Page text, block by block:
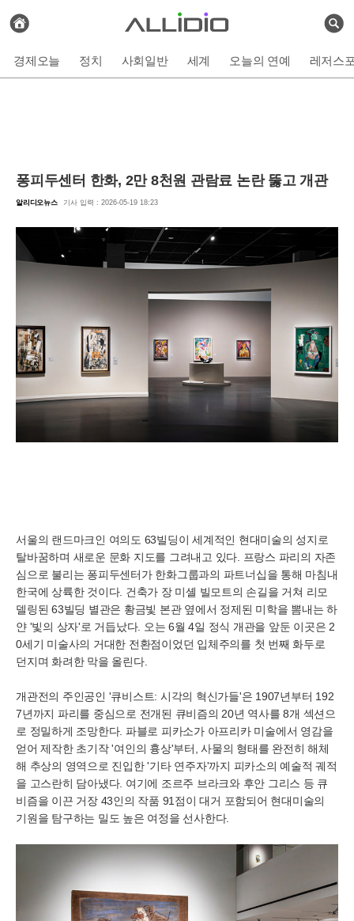
검
전
체
사
보
기
경제오늘 정치 사회일반 세계 오늘의 연예 레저스
퐁피두센터 한화, 2만 8천원 관람료 논란 뚫고 개관
알리디오뉴스 기사 입력 : 2026-05-19 18:23
서울의 랜드마크인 여의도 63빌딩이 세계적인 현대미술의 성지로
탈바꿈하며 새로운 문화 지도를 그려내고 있다. 프랑스 파리의 자존
심으로 불리는 퐁피두센터가 한화그룹과의 파트너십을 통해 마침내
한국에 상륙한 것이다. 건축가 장 미셸 빌모트의 손길을 거쳐 리모
델링된 63빌딩 별관은 황금빛 본관 옆에서 정제된 미학을 뽐내는 하
얀 '빛의 상자'로 거듭났다. 오는 6월 4일 정식 개관을 앞둔 이곳은 2
0세기 미술사의 거대한 전환점이었던 입체주의를 첫 번째 화두로
던지며 화려한 막을 올린다.
개관전의 주인공인 '큐비스트: 시각의 혁신가들'은 1907년부터 192
7년까지 파리를 중심으로 전개된 큐비즘의 20년 역사를 8개 섹션으
로 정밀하게 조망한다. 파블로 피카소가 아프리카 미술에서 영감을
얻어 제작한 초기작 '여인의 흉상'부터, 사물의 형태를 완전히 해체
해 추상의 영역으로 진입한 '기타 연주자'까지 피카소의 예술적 궤적
을 고스란히 담아냈다. 여기에 조르주 브라크와 후안 그리스 등 큐
비즘을 이끈 거장 43인의 작품 91점이 대거 포함되어 현대미술의
기원을 탐구하는 밀도 높은 여정을 선사한다.